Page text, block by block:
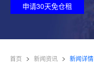
申请30天免仓租
首页 新闻资讯 新闻详情